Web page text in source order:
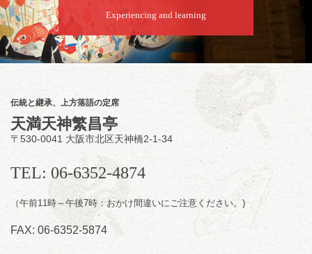
8月9日（日）
らららのらくご会④
桂雀太「まんじゅうこわい」／桂三度「青
菜」／桂三実「ミュージック野菜ステーショ
ン」／桂九ノ一「胴乱の幸助」／代走みつく
に「なんのこっちゃねんあれこれ」
開演：午後6時（5時30分開場）全席指定
前売3,000円 当日3,500円
お問合せ：らららのらくご会予約事務局
090-6976-1777 email：
lalalanorakugo@gmail.com
Experiencing and learning
伝統と継承、上方落語の定席
天満天神繁昌亭
〒530-0041 大阪市北区天神橋2-1-34
TEL: 06-6352-4874
（午前11時～午後7時：おかけ間違いにご注意ください。)
FAX: 06-6352-5874